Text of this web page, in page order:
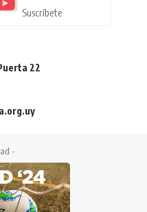
Suscríbete
22
-